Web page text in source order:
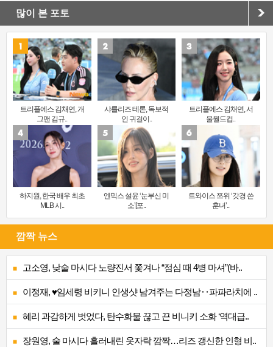
많이 본 포토
트리플에스 김채연, 개
그맨 김규..
샤를리즈 테론, 독보적
인 귀걸이..
트리플에스 김채연, 서
울월드컵..
하지원, 한국 배우 최초
MLB 시..
엔믹스 설윤 ‘눈부신 미
소’[포..
트와이스 쯔위 ‘갓경 쓴
훈녀’..
깜짝 뉴스
고소영, 낮술 마시다 노량진서 쫓겨나 “점심 때 4병 마셔”(바..
이정재, ♥임세령 비키니 인생샷 남겨주는 다정남‥파파라치에 ..
혜리 과감하게 벗었다, 탄수화물 끊고 끈 비니키 소화 ‘역대급..
장원영, 술 마시다 흘러내린 옷자락 깜짝…리즈 갱신한 인형 비..